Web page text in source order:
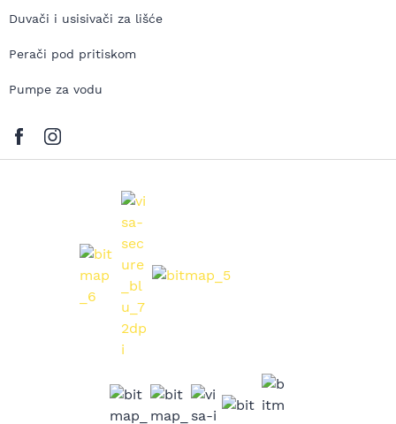
Duvači i usisivači za lišće
Perači pod pritiskom
Pumpe za vodu